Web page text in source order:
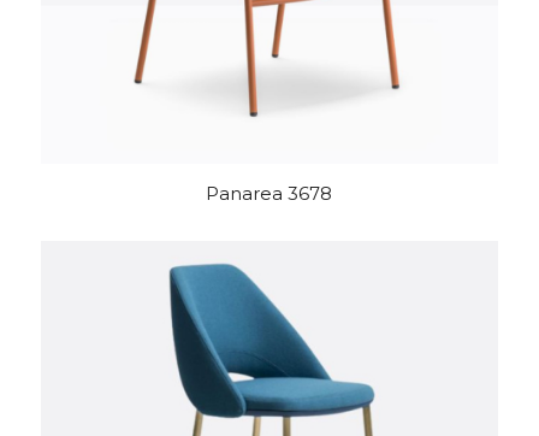
Panarea 3678